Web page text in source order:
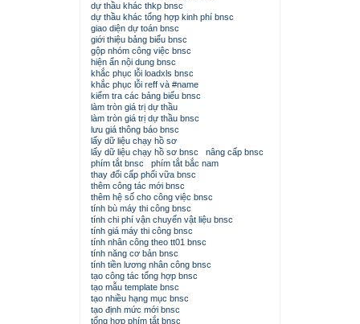
dự thầu khác thkp bnsc
dự thầu khác tổng hợp kinh phí bnsc
giao diện dự toán bnsc
giới thiệu bảng biểu bnsc
gộp nhóm công việc bnsc
hiện ẩn nội dung bnsc
khắc phục lỗi loadxls bnsc
khắc phục lỗi reff và #name
kiểm tra các bảng biểu bnsc
làm tròn giá trị dự thầu
làm tròn giá trị dự thầu bnsc
lưu giá thông báo bnsc
lấy dữ liệu chạy hồ sơ
lấy dữ liệu chạy hồ sơ bnsc
nâng cấp bnsc
phím tắt bnsc
phím tắt bắc nam
thay đổi cấp phối vữa bnsc
thêm công tác mới bnsc
thêm hệ số cho công việc bnsc
tính bù máy thi công bnsc
tính chi phí vận chuyển vật liệu bnsc
tính giá máy thi công bnsc
tính nhân công theo tt01 bnsc
tính năng cơ bản bnsc
tính tiền lương nhân công bnsc
tạo công tác tổng hợp bnsc
tạo mẫu template bnsc
tạo nhiều hạng mục bnsc
tạo định mức mới bnsc
tổng hợp phím tắt bnsc